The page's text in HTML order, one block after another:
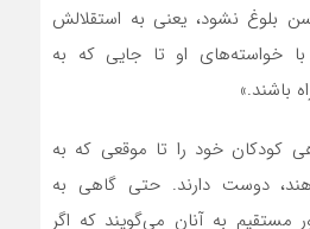
بلوغ نشود، یعنی به استقلالش
خواسته‌های او تا جایی که به
باشند.»
کودکان خود را تا موقعی که به
دوست دارند. حتی گاهی به
مستقیم به آنان می‌گویند که اگر